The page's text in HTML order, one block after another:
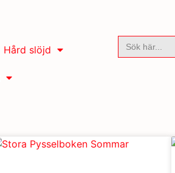
Hård slöjd
Sök
efter: